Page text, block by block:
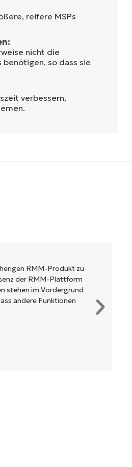
reifere MSPs
nicht die
benötigen, so dass sie
verbessern,
RMM-Produkt zu
der RMM-Plattform
stehen im Vordergrund
andere Funktionen